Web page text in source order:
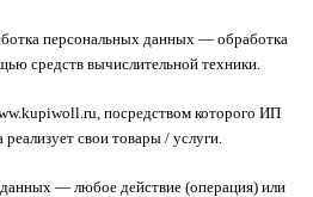
персональных данных — обработка
средств вычислительной техники.
, посредством которого ИП
свои товары / услуги.
— любое действие (операция) или